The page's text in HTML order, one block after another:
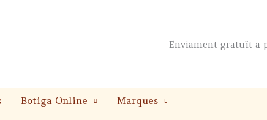
Enviament gratuït a
Botiga Online
Marques